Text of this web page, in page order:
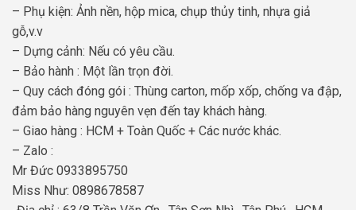
– Phụ kiện: Ảnh nền, hộp mica, chụp thủy tinh, nhựa giả
gỗ,v.v
– Dựng cảnh: Nếu có yêu cầu.
– Bảo hành : Một lần trọn đời.
– Quy cách đóng gói : Thùng carton, mốp xốp, chống va đập,
đảm bảo hàng nguyên vẹn đến tay khách hàng.
– Giao hàng : HCM + Toàn Quốc + Các nước khác.
– Zalo :
Mr Đức 0933895750
Miss Như: 0898678587